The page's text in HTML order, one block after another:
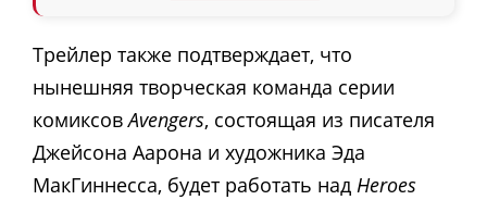
Трейлер также подтверждает, что
нынешняя творческая команда серии
комиксовAvengers, состоящая из писателя
Джейсона Аарона и художника Эда
МакГиннесса, будет работать над Heroes